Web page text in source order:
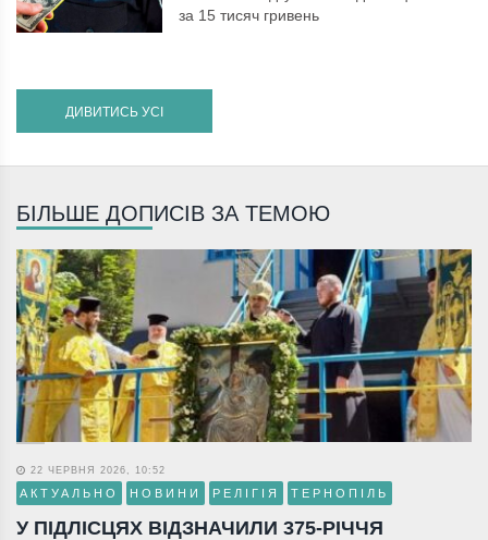
за 15 тисяч гривень
ДИВИТИСЬ УСІ
БІЛЬШЕ ДОПИСІВ ЗА ТЕМОЮ
22 ЧЕРВНЯ 2026, 10:52
АКТУАЛЬНО НОВИНИ РЕЛІГІЯ ТЕРНОПІЛЬ
У ПІДЛІСЦЯХ ВІДЗНАЧИЛИ 375-РІЧЧЯ